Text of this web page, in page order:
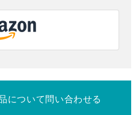
について問い合わせる
請求